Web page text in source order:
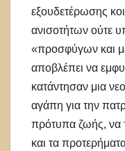
εξουδετέρωσης
ανισοτήτων ούτε
«προσφύγων και
αποβλέπει να
κατάντησαν μια
αγάπη για την
πρότυπα ζωής, να
και τα